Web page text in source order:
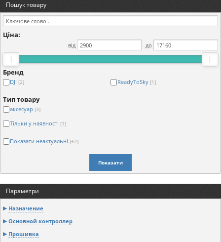
Пошук товару
Ціна:
від до
Бренд
DJI [2] ReadyToSky [1]
Тип товару
аксесуар [3]
Тільки у наявності [1]
Показати неактуальні [+2]
Показати
Параметри
Назначение
Основной контроллер
Прошивка